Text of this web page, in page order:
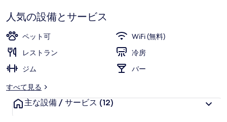
ラ
リ
ー
す
人気の設備とサービス
ペット可
WiFi (無料)
レストラン
冷房
ジム
バー
すべて見る
主な設備 / サービス (12)